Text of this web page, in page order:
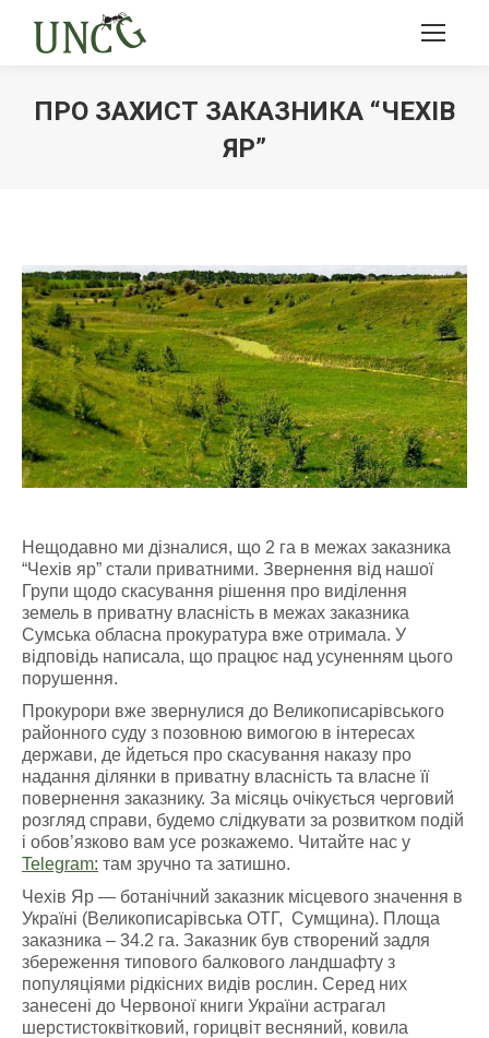
ПРО ЗАХИСТ ЗАКАЗНИКА “ЧЕХІВ
ЯР”
Нещодавно ми дізналися, що 2 га в межах заказника
“Чехів яр” стали приватними. Звернення від нашої
Групи щодо скасування рішення про виділення
земель в приватну власність в межах заказника
Сумська обласна прокуратура вже отримала. У
відповідь написала, що працює над усуненням цього
порушення.
Прокурори вже звернулися до Великописарівського
районного суду з позовною вимогою в інтересах
держави, де йдеться про скасування наказу про
надання ділянки в приватну власність та власне її
повернення заказнику. За місяць очікується черговий
розгляд справи, будемо слідкувати за розвитком подій
і обов’язково вам усе розкажемо. Читайте нас у
Telegram: там зручно та затишно.
Чехів Яр — ботанічний заказник місцевого значення в
Україні (Великописарівська ОТГ, Сумщина). Площа
заказника – 34.2 га. Заказник був створений задля
збереження типового балкового ландшафту з
популяціями рідкісних видів рослин. Серед них
занесені до Червоної книги України астрагал
шерстистоквітковий, горицвіт весняний, ковила